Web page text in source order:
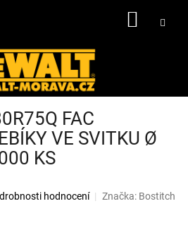
FAC
VE SVITKU Ø
KS
hodnocení Značka: Bostitch